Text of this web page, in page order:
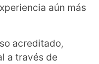
aún más
acreditado,
a través de